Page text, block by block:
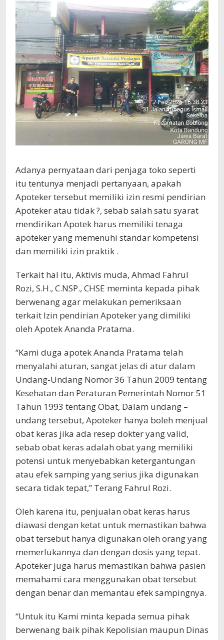
Adanya pernyataan dari penjaga toko seperti
itu tentunya menjadi pertanyaan, apakah
Apoteker tersebut memiliki izin resmi pendirian
Apoteker atau tidak ?, sebab salah satu syarat
mendirikan Apotek harus memiliki tenaga
apoteker yang memenuhi standar kompetensi
dan memiliki izin praktik .
Terkait hal itu, Aktivis muda, Ahmad Fahrul
Rozi, S.H., C.NSP., CHSE meminta kepada pihak
berwenang agar melakukan pemeriksaan
terkait Izin pendirian Apoteker yang dimiliki
oleh Apotek Ananda Pratama.
“Kami duga apotek Ananda Pratama telah
menyalahi aturan, sangat jelas di atur dalam
Undang-Undang Nomor 36 Tahun 2009 tentang
Kesehatan dan Peraturan Pemerintah Nomor 51
Tahun 1993 tentang Obat, Dalam undang –
undang tersebut, Apoteker hanya boleh menjual
obat keras jika ada resep dokter yang valid,
sebab obat keras adalah obat yang memiliki
potensi untuk menyebabkan ketergantungan
atau efek samping yang serius jika digunakan
secara tidak tepat,” Terang Fahrul Rozi.
Oleh karena itu, penjualan obat keras harus
diawasi dengan ketat untuk memastikan bahwa
obat tersebut hanya digunakan oleh orang yang
memerlukannya dan dengan dosis yang tepat.
Apoteker juga harus memastikan bahwa pasien
memahami cara menggunakan obat tersebut
dengan benar dan memantau efek sampingnya.
“Untuk itu Kami minta kepada semua pihak
berwenang baik pihak Kepolisian maupun Dinas